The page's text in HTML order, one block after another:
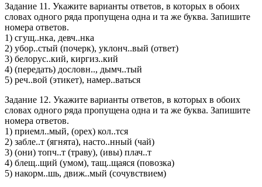
Задание 11. Укажите варианты ответов, в которых в обоих
словах одного ряда пропущена одна и та же буква. Запишите
номера ответов.
1) сгущ..нка, девч..нка
2) убор..стый (почерк), уклонч..вый (ответ)
3) белорус..кий, киргиз..кий
4) (передать) дословн.., дымч..тый
5) реч..вой (этикет), намер..ваться
Задание 12. Укажите варианты ответов, в которых в обоих
словах одного ряда пропущена одна и та же буква. Запишите
номера ответов.
1) приемл..мый, (орех) кол..тся
2) забле..т (ягнята), насто..нный (чай)
3) (они) топч..т (траву), (ивы) плач..т
4) блещ..щий (умом), тащ..щаяся (повозка)
5) накорм..шь, движ..мый (сочувствием)